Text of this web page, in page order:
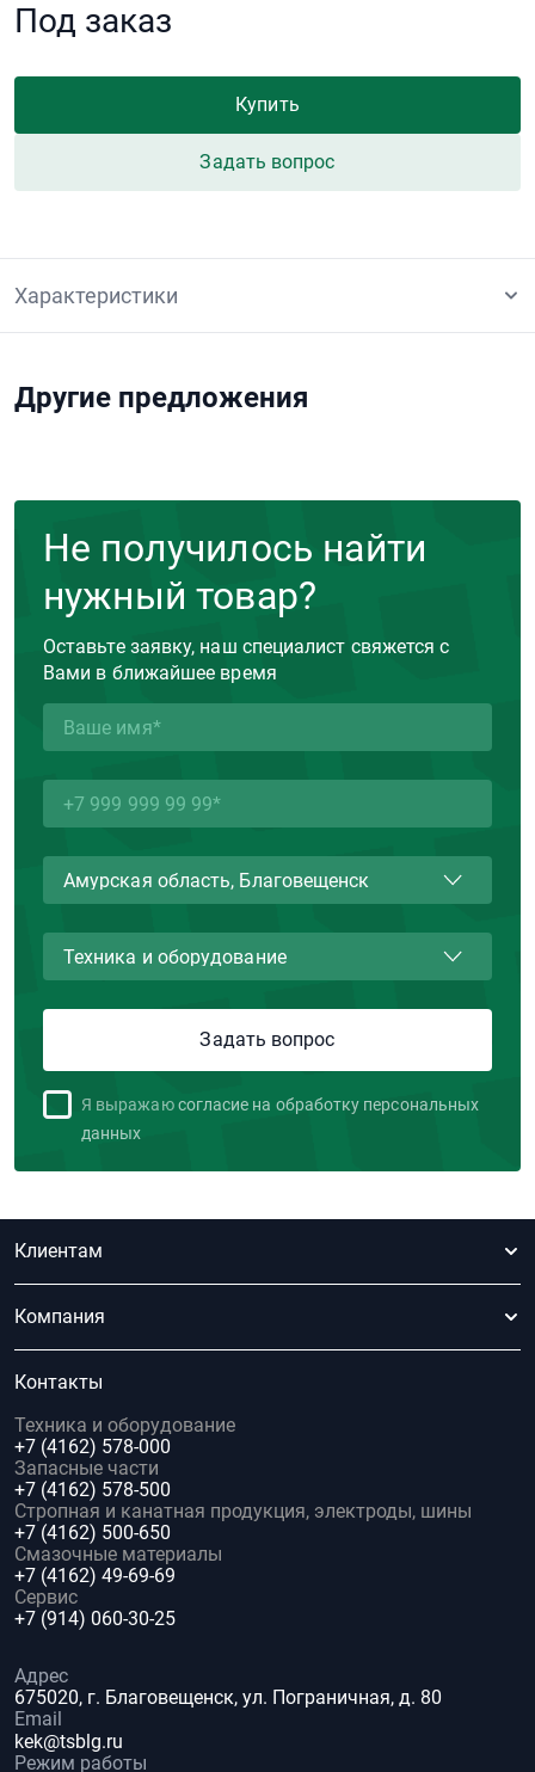
Под заказ
Купить
Задать вопрос
Характеристики
Другие предложения
Не получилось найти
нужный товар?
Оставьте заявку, наш специалист свяжется с
Вами в ближайшее время
Я выражаю согласие на обработку персональных
данных
Клиентам
Компания
Контакты
Техника и оборудование
+7 (4162) 578-000
Запасные части
+7 (4162) 578-500
Стропная и канатная продукция, электроды, шины
+7 (4162) 500-650
Смазочные материалы
+7 (4162) 49-69-69
Сервис
+7 (914) 060-30-25
Адрес
675020, г. Благовещенск, ул. Пограничная, д. 80
Email
kek@tsblg.ru
Режим работы